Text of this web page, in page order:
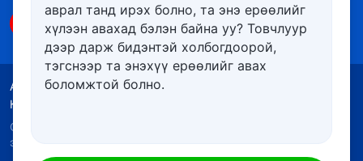
Ашиглалтын нөхцөлүүд
Нууцлалын бодлого
Кредит
Copyright © 2026
эрх хуулиар хамгаалагдсан.
аврал танд ирэх болно, та энэ ерѳѳлийг
хүлээн авахад бэлэн байна уу? Товчлуур
дээр дарж бидэнтэй холбогдоорой,
тэгснээр та энэхүү ерѳѳлийг авах
боломжтой болно.